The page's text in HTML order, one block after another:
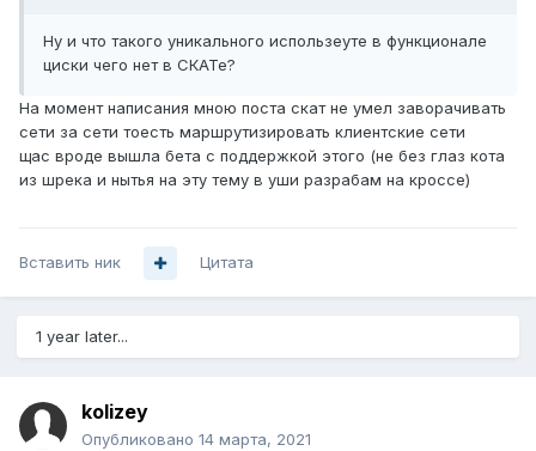
Ну и что такого уникального использеуте в функционале
циски чего нет в СКАТе?
На момент написания мною поста скат не умел заворачивать
сети за сети тоесть маршрутизировать клиентские сети
щас вроде вышла бета с поддержкой этого (не без глаз кота
из шрека и нытья на эту тему в уши разрабам на кроссе)
Вставить ник Цитата
1 year later...
kolizey
Опубликовано 14 марта, 2021